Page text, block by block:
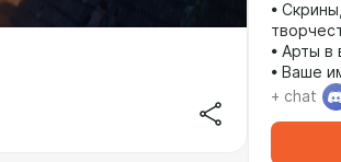
•
• Арты в
• Ваше
+ chat